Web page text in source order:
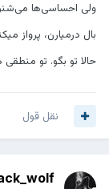
ولى احساسی‌ها
بال درمیارن، پرواز
حالا تو بگو. تو
نقل قول